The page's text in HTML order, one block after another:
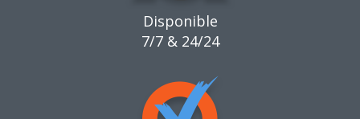
Disponible
7/7 & 24/24